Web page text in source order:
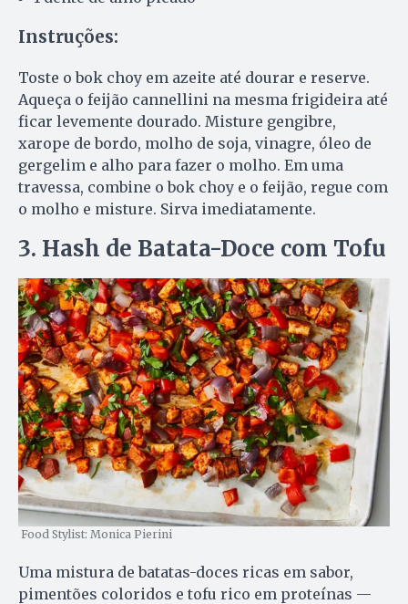
Instruções:
Toste o bok choy em azeite até dourar e reserve.
Aqueça o feijão cannellini na mesma frigideira até
ficar levemente dourado. Misture gengibre,
xarope de bordo, molho de soja, vinagre, óleo de
gergelim e alho para fazer o molho. Em uma
travessa, combine o bok choy e o feijão, regue com
o molho e misture. Sirva imediatamente.
3. Hash de Batata-Doce com Tofu
Food Stylist: Monica Pierini
Uma mistura de batatas-doces ricas em sabor,
pimentões coloridos e tofu rico em proteínas —